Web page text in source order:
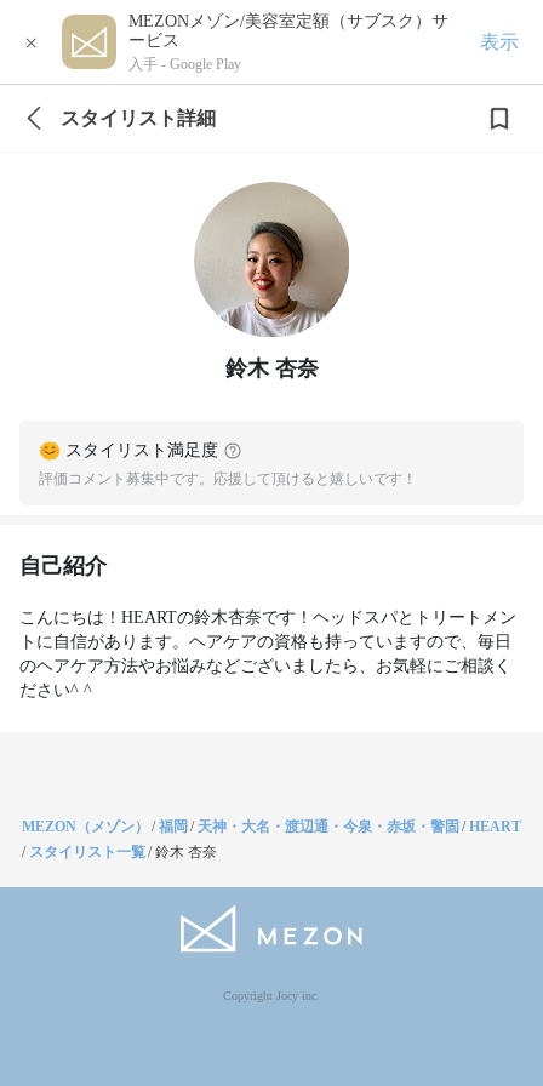
×
MEZONメゾン/美容室定額（サブスク）サ
ービス
入手 - Google Play
表示
スタイリスト詳細
鈴木 杏奈
スタイリスト満足度
評価コメント募集中です。応援して頂けると嬉しいです！
自己紹介
こんにちは！HEARTの鈴木杏奈です！ヘッドスパとトリートメン
トに自信があります。ヘアケアの資格も持っていますので、毎日
のヘアケア方法やお悩みなどございましたら、お気軽にご相談く
ださい^ ^
MEZON（メゾン） /福岡 / 天神・大名・渡辺通・今泉・赤坂・警固 /HEART
/ スタイリスト一覧/鈴木 杏奈
Copyright Jocy inc.